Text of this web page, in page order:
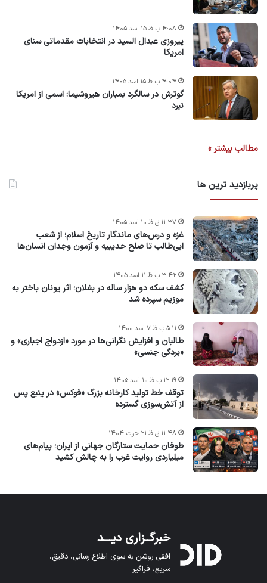
پیروزی عبدال السید در انتخابات مقدماتی سنای
امریکا
۴:۰۸ ب.ظ ۱۵ اسد ۱۴۰۵
گوترش در سالگرد بمباران هیروشیما: اسمی از امریکا
نبرد
۴:۰۴ ب.ظ ۱۵ اسد ۱۴۰۵
مطالب بیشتر »
پربازدید ترین ها
غزه و درس‌های ماندگار تاریخ اسلام؛ از شعب
ابی‌طالب تا صلح حدیبیه و آزمون وجدان انسان‌ها
۱۱:۳۷ ق.ظ ۱۰ اسد ۱۴۰۵
کشف سکه دو هزار ساله در بغلان؛ اثر یونان باختر به
موزیم سپرده شد
۳:۴۲ ب.ظ ۱۱ اسد ۱۴۰۵
طالبان و افزایش نگرانی‌ها در مورد «ازدواج اجباری» و
«بردگی جنسی»
۵:۱۱ ب.ظ ۷ اسد ۱۴۰۰
توقف خط تولید کارخانه بزرگ «فوکس» در ینبع پس
از آتش‌سوزی گسترده
۱۲:۱۹ ب.ظ ۱۰ اسد ۱۴۰۵
طوفان حمایت ستارگان جهانی از ایران؛ پیام‌های
میلیاردی روایت غرب را به چالش کشید
۱۱:۴۸ ق.ظ ۲۱ حوت ۱۴۰۴
خبرگــزاری دیـــد
افقی روشن به سوی اطلاع رسانی، دقیق،
سریع، فراگیر